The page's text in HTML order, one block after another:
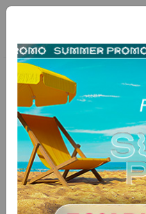
Home Quotidiano Il
11 novembre 2025
Categorie: Contenzioso
Fatture
fiscale: ecco
Cassazione